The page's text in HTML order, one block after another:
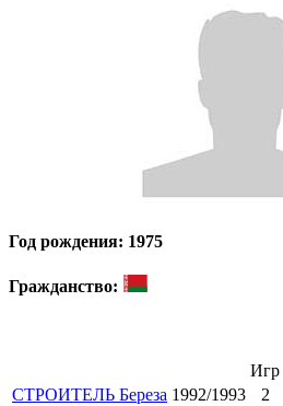
Год рождения: 1975
Гражданство:
Игр
СТРОИТЕЛЬ Береза 1992/1993 2